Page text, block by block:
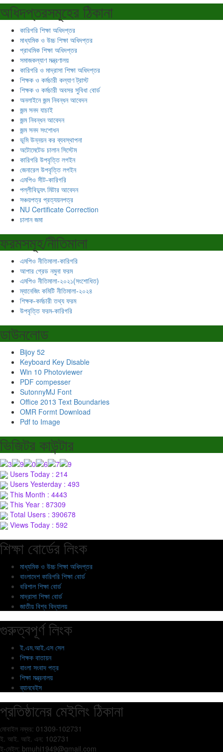
অধিদপ্তরসমূহের ঠিকানা
কারিগরি শিক্ষা অধিদপ্তর
মাধ্যমিক ও উচ্চ শিক্ষা অধিদপ্তর
প্রাথমিক শিক্ষা অধিদপ্তর
সমাজকল্যাণ মন্ত্রণালয়
কারিগরি ও মাদ্রাসা শিক্ষা অধিদপ্তর
শিক্ষক ও কর্মচারী কল্যাণ ট্রাস্ট
শিক্ষক ও কর্মচারী অবসর সুবিধা বোর্ড
অনলাইনে জন্ম নিবন্ধন আবেদন
জন্ম সনদ যাচাই
জন্ম নিবন্ধন আবেদন
জন্ম সনদ সংশোধন
ভূমি উন্নয়ন কর ব্যবস্থাপনা
অটোমেটেড চালান সিস্টেম
কারিগরি উপবৃত্তি লগইন
জেনারেল উপবৃত্তি লগইন
এমপিও সীট-কারিগরি
পল্লীবিদ্যুৎ মিটার আবেদন
সঞ্চয়পত্র প্রত্যয়নপত্র
NU Certificate Correction
চালান জমা
ফরমসমূহ/নীতিমালা
এমপিও নীতিমালা-কারিগরি
আপার গ্রেড নমুনা ফরম
এমপিও নীতিমালা-২০২১(সংশোধিত)
ম্যানেজিং কমিটি নীতিমালা-২০২৪
শিক্ষক-কর্মচারী তথ্য ফরম
উপবৃত্তি ফরম-কারিগরি
ডাউনলোড
Bijoy 52
Keyboard Key Disable
Win 10 Photoviewer
PDF compesser
SutonnyMJ Font
Office 2013 Text Boundaries
OMR Formt Download
Pdf to Image
ভিজিটর কাউন্টার
Users Today : 214
Users Yesterday : 493
This Month : 4443
This Year : 87309
Total Users : 390678
Views Today : 592
শিক্ষা বোর্ডের লিংক
মাধ্যমিক ও উচ্চ শিক্ষা অধিদপ্তর
বাংলাদেশ কারিগরি শিক্ষা বোর্ড
বরিশাল শিক্ষা বোর্ড
মাদ্রাসা শিক্ষা বোর্ড
জাতীয় বিশ্ব বিদ্যালয়
গুরুত্বপূর্ণ লিংক
ই.এম.আই.এস সেল
শিক্ষক বাতায়ন
বাংলা সংবাদ পত্র
শিক্ষা মন্ত্রনালয়
ব্যানবেইস
প্রতিষ্ঠানের মেইলিং ঠিকানা
মোবাইল নম্বর: 01309-102731
ই. আই. আই. এন: 102731
ই-মেইল: bmuhi1949@gmail.com